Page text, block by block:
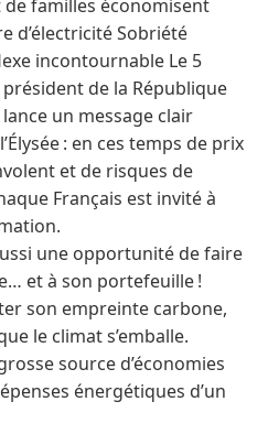
familles économisent
d’électricité Sobriété
incontournable Le 5
de la République
un message clair
: en ces temps de prix
et de risques de
Français est invité à
une opportunité de faire
et à son portefeuille !
son empreinte carbone,
le climat s’emballe.
source d’économies
énergétiques d’un